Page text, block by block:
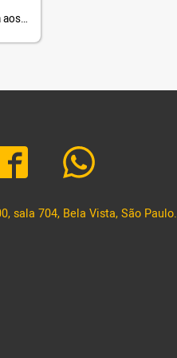
aos
sala 704, Bela Vista, São Paulo.